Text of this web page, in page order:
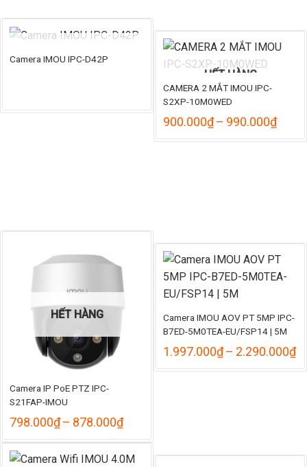
HẾT HÀNG
Camera IMOU IPC-D42P
HẾT HÀNG
CAMERA 2 MẮT IMOU IPC-
S2XP-10M0WED
900.000₫– 990.000₫
từ
HẾT HÀNG
Camera IP PoE PTZ IPC-
S21FAP-IMOU
798.000₫– 878.000₫Khoảng
từ
798.000₫
Camera IMOU AOV PT 5MP IPC-
B7ED-5M0TEA-EU/FSP14 | 5M
1.997.000₫– 2.290.000₫
từ